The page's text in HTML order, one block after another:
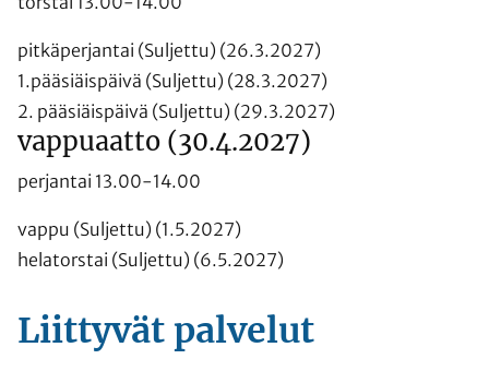
pitkäperjantai (Suljettu) (26.3.2027)
1.pääsiäispäivä (Suljettu) (28.3.2027)
2. pääsiäispäivä (Suljettu) (29.3.2027)
vappuaatto (30.4.2027)
perjantai 13.00-14.00
vappu (Suljettu) (1.5.2027)
helatorstai (Suljettu) (6.5.2027)
Liittyvät palvelut